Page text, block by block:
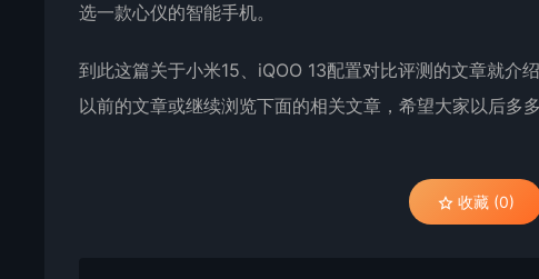
选一款心仪的智能手机。
到此这篇关于小米15、iQOO 13配置对比评测 的文章就介
以前的文章或继续浏览下面的相关文章，希望大家以后多
收藏 (0)